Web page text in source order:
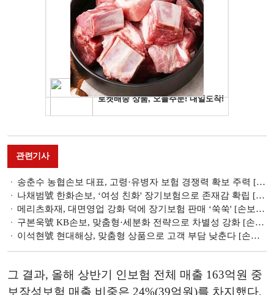
관련기사
송춘수 농협손보 대표, 고령·유병자 보험 경쟁력 확보 주력 [손보사 건강보험 전략 ⑦]
나채범號 한화손보, ‘여성 친화' 장기보험으로 존재감 확립 [손보사 건강보험 전략 ⑥]
메리츠화재, 대면영업 강화 덕에 장기보험 판매 ‘쑥쑥' [손보사 건강보험 전략 ⑤]
구본욱號 KB손보, 맞춤형·세분화 전략으로 차별성 강화 [손보사 건강보험 전략 ④]
이석현號 현대해상, 맞춤형 상품으로 고객 부담 낮춘다 [손보사 건강보험 전략 ③]
그 결과, 올해 상반기 인보험 전체 매출 163억원 중
보장성보험 매출 비중은 24%(39억원)를 차지했다.